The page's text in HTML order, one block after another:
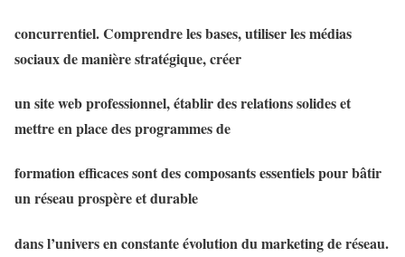
concurrentiel. Comprendre les bases, utiliser les médias
sociaux de manière stratégique, créer
un site web professionnel, établir des relations solides et
mettre en place des programmes de
formation efficaces sont des composants essentiels pour bâtir
un réseau prospère et durable
dans l’univers en constante évolution du marketing de réseau.